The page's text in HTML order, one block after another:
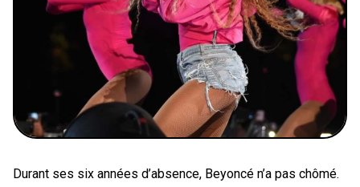
Durant ses six années d’absence, Beyoncé n’a pas chômé.